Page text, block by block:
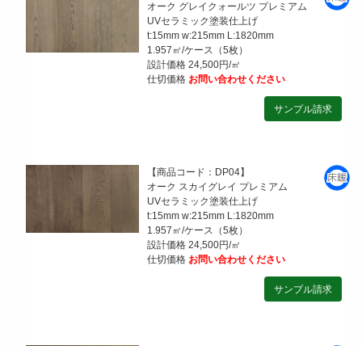
オーク グレイクォールツ プレミアム
UVセラミック塗装仕上げ
t:15mm w:215mm L:1820mm
1.957㎡/ケース（5枚）
設計価格 24,500円/㎡
仕切価格 お問い合わせください
【商品コード：DP04】
オーク スカイグレイ プレミアム
UVセラミック塗装仕上げ
t:15mm w:215mm L:1820mm
1.957㎡/ケース（5枚）
設計価格 24,500円/㎡
仕切価格 お問い合わせください